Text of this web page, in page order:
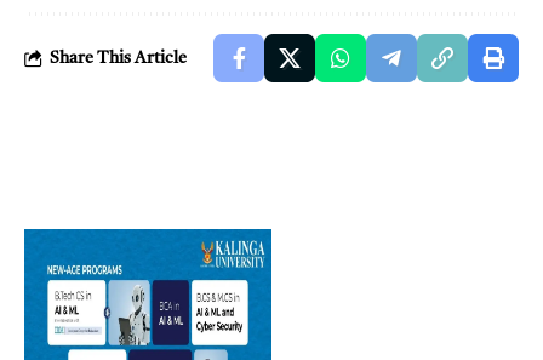
Share This Article